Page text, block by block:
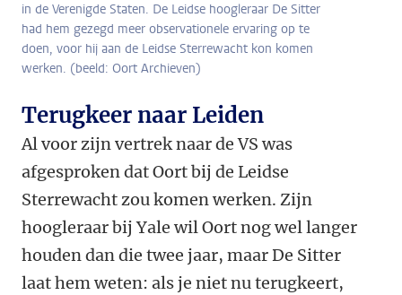
in de Verenigde Staten. De Leidse hoogleraar De Sitter
had hem gezegd meer observationele ervaring op te
doen, voor hij aan de Leidse Sterrewacht kon komen
werken. (beeld: Oort Archieven)
Terugkeer naar Leiden
Al voor zijn vertrek naar de VS was
afgesproken dat Oort bij de Leidse
Sterrewacht zou komen werken. Zijn
hoogleraar bij Yale wil Oort nog wel langer
houden dan die twee jaar, maar De Sitter
laat hem weten: als je niet nu terugkeert,